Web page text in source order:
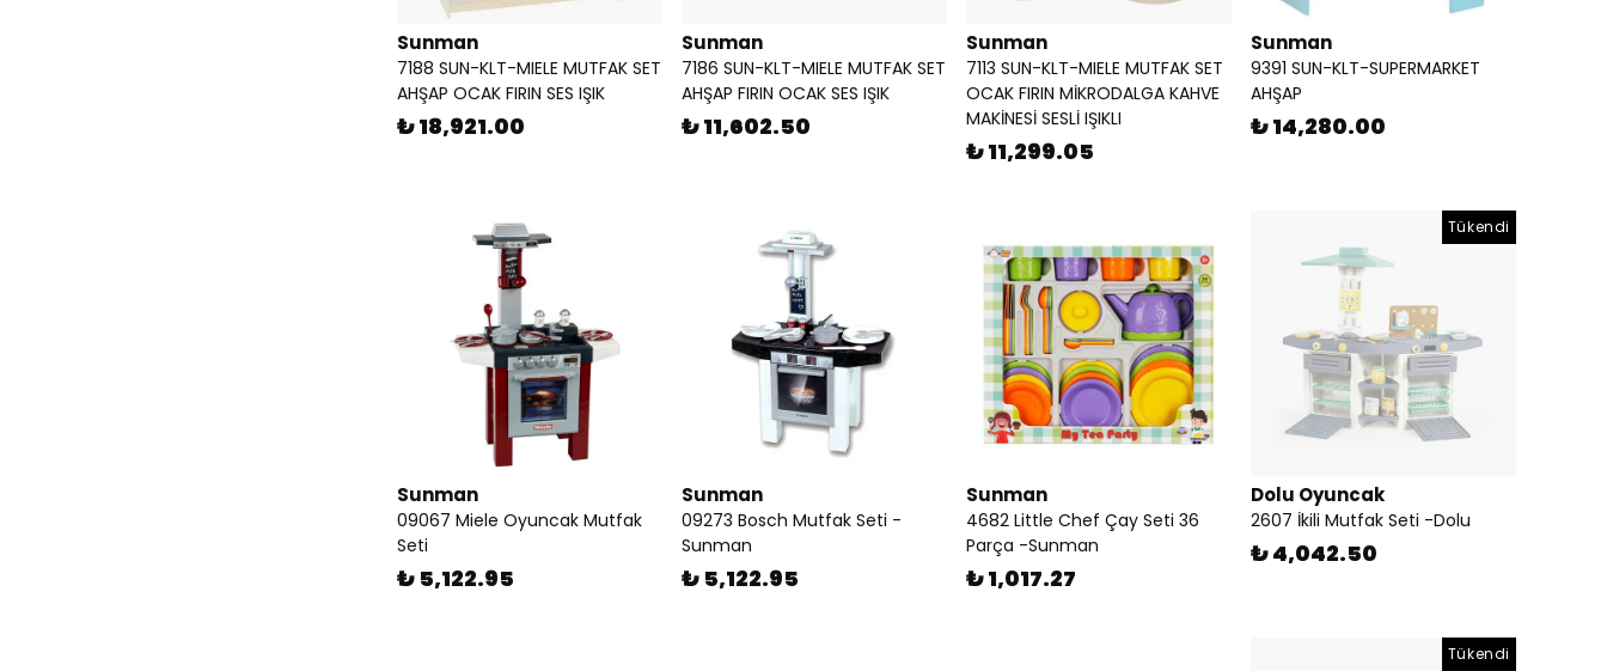
Sunman
7188 SUN-KLT-MIELE MUTFAK SET
AHŞAP OCAK FIRIN SES IŞIK
₺ 18,921.00
Sunman
7186 SUN-KLT-MIELE MUTFAK SET
AHŞAP FIRIN OCAK SES IŞIK
₺ 11,602.50
Sunman
7113 SUN-KLT-MIELE MUTFAK SET
OCAK FIRIN MİKRODALGA KAHVE
MAKİNESİ SESLİ IŞIKLI
₺ 11,299.05
Sunman
9391 SUN-KLT-SUPERMARKET
AHŞAP
₺ 14,280.00
Sunman
09067 Miele Oyuncak Mutfak
Seti
₺ 5,122.95
Sunman
09273 Bosch Mutfak Seti -
Sunman
₺ 5,122.95
Sunman
4682 Little Chef Çay Seti 36
Parça -Sunman
₺ 1,017.27
Tükendi
Dolu Oyuncak
2607 İkili Mutfak Seti -Dolu
₺ 4,042.50
Tükendi